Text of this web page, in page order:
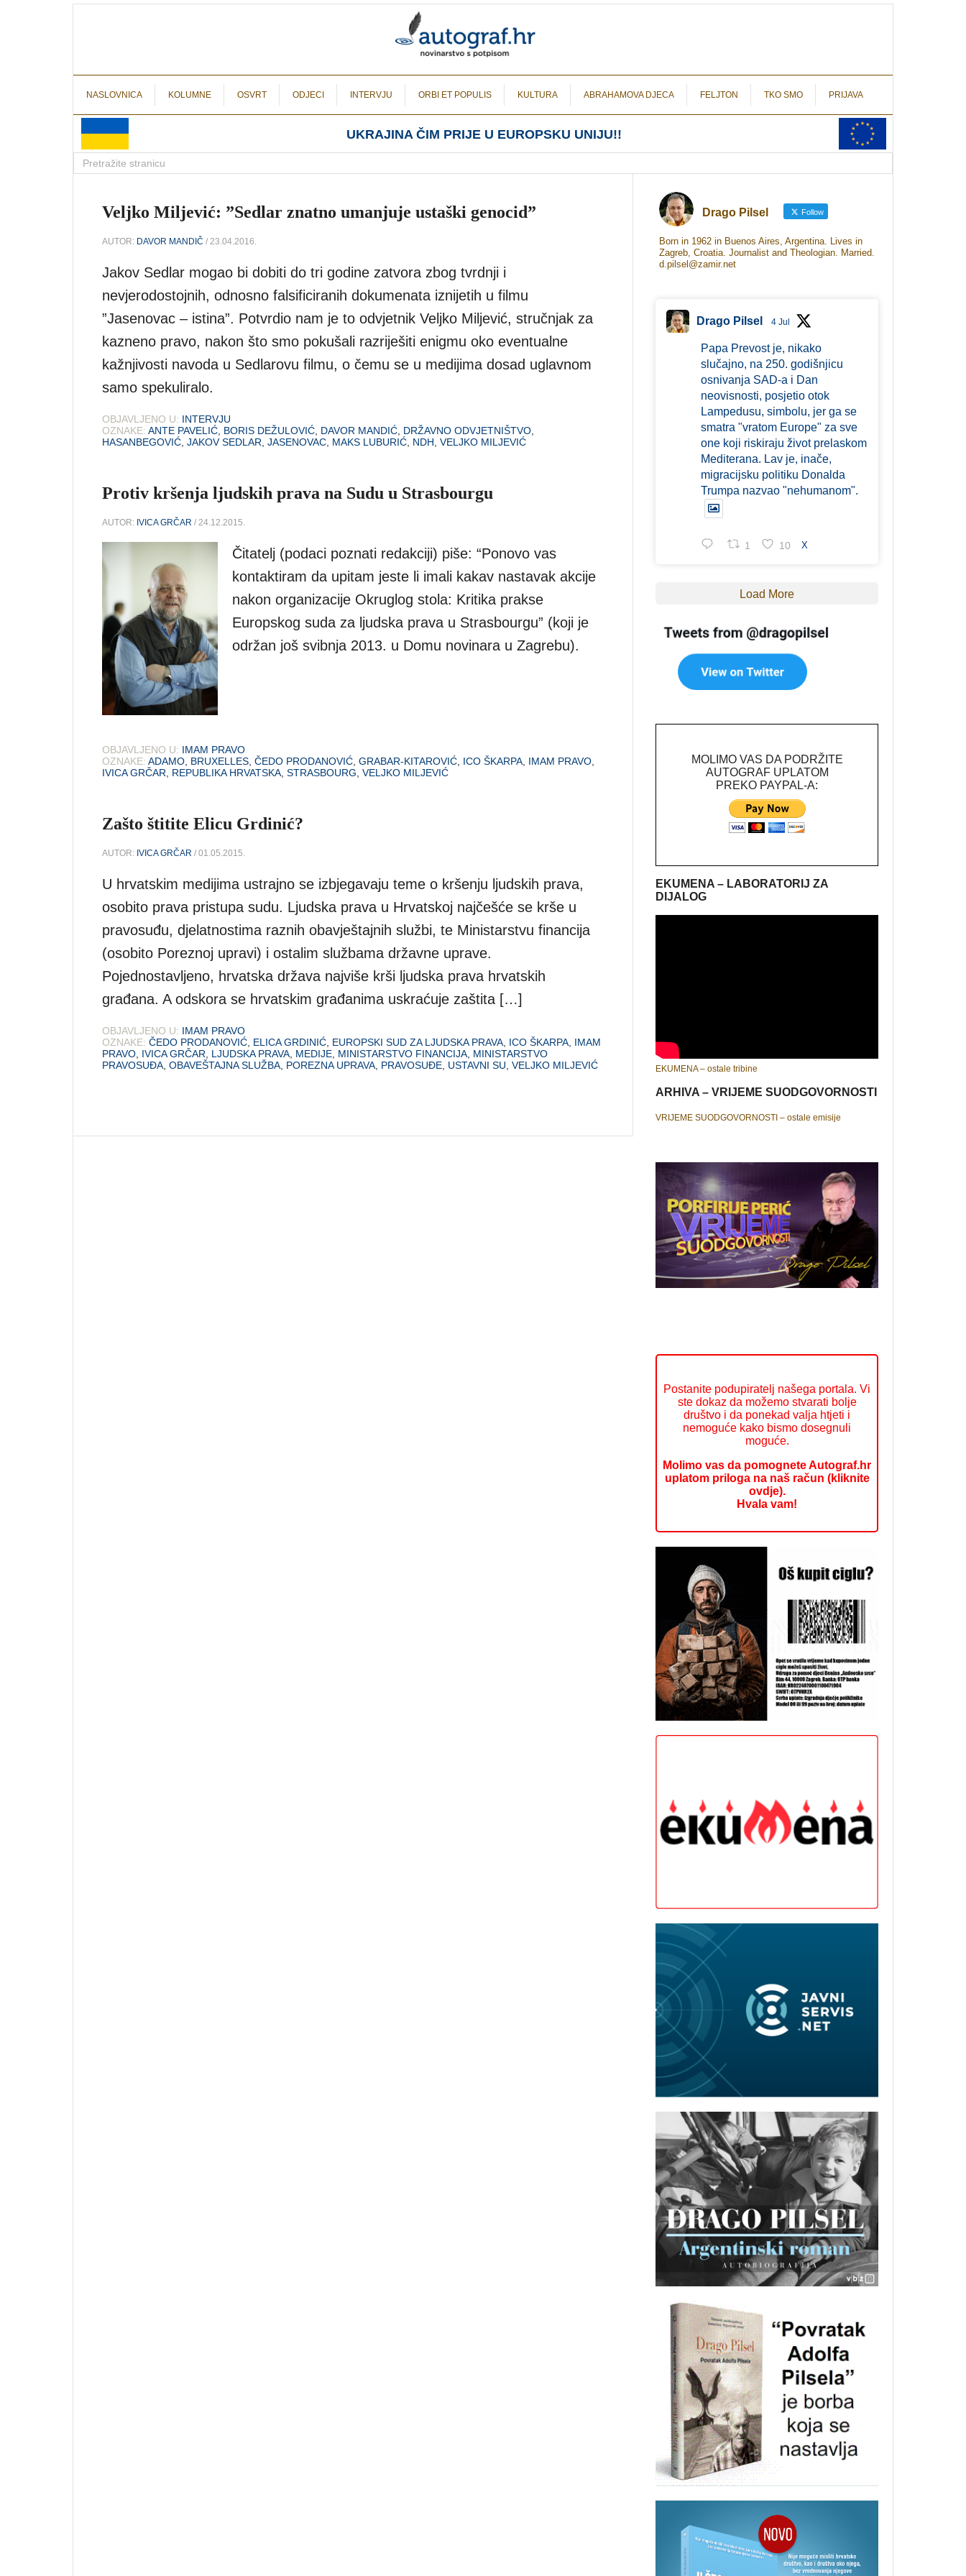
NASLOVNICA KOLUMNE OSVRT ODJECI INTERVJU ORBI ET POPULIS KULTURA ABRAHAMOVA DJECA FELJTON TKO SMO PRIJAVA
UKRAJINA ČIM PRIJE U EUROPSKU UNIJU!!
Veljko Miljević: ”Sedlar znatno umanjuje ustaški genocid”
AUTOR: DAVOR MANDIČ / 23.04.2016.
Jakov Sedlar mogao bi dobiti do tri godine zatvora zbog tvrdnji i
nevjerodostojnih, odnosno falsificiranih dokumenata iznijetih u filmu
”Jasenovac – istina”. Potvrdio nam je to odvjetnik Veljko Miljević, stručnjak za
kazneno pravo, nakon što smo pokušali razriješiti enigmu oko eventualne
kažnjivosti navoda u Sedlarovu filmu, o čemu se u medijima dosad uglavnom
samo spekuliralo.
OBJAVLJENO U: INTERVJU
OZNAKE: ANTE PAVELIĆ BORIS DEŽULOVIĆ DAVOR MANDIĆ DRŽAVNO ODVJETNIŠTVO
HASANBEGOVIĆ JAKOV SEDLAR JASENOVAC MAKS LUBURIĆ NDH VELJKO MILJEVIĆ
Protiv kršenja ljudskih prava na Sudu u Strasbourgu
AUTOR: IVICA GRČAR / 24.12.2015.
Čitatelj (podaci poznati redakciji) piše: “Ponovo vas
kontaktiram da upitam jeste li imali kakav nastavak akcije
nakon organizacije Okruglog stola: Kritika prakse
Europskog suda za ljudska prava u Strasbourgu” (koji je
održan još svibnja 2013. u Domu novinara u Zagrebu).
OBJAVLJENO U: IMAM PRAVO
OZNAKE: ADAMO, BRUXELLES, ČEDO PRODANOVIĆ, GRABAR-KITAROVIĆ, ICO ŠKARPA, IMAM PRAVO,
IVICA GRČAR, REPUBLIKA HRVATSKA, STRASBOURG, VELJKO MILJEVIĆ
Zašto štitite Elicu Grdinić?
AUTOR: IVICA GRČAR / 01.05.2015.
U hrvatskim medijima ustrajno se izbjegavaju teme o kršenju ljudskih prava,
osobito prava pristupa sudu. Ljudska prava u Hrvatskoj najčešće se krše u
pravosuđu, djelatnostima raznih obavještajnih službi, te Ministarstvu financija
(osobito Poreznoj upravi) i ostalim službama državne uprave.
Pojednostavljeno, hrvatska država najviše krši ljudska prava hrvatskih
građana. A odskora se hrvatskim građanima uskraćuje zaštita […]
OBJAVLJENO U: IMAM PRAVO
OZNAKE: ČEDO PRODANOVIĆ, ELICA GRDINIĆ, EUROPSKI SUD ZA LJUDSKA PRAVA, ICO ŠKARPA, IMAM
PRAVO, IVICA GRČAR, LJUDSKA PRAVA, MEDIJE, MINISTARSTVO FINANCIJA, MINISTARSTVO
PRAVOSUĐA, OBAVEŠTAJNA SLUŽBA, POREZNA UPRAVA, PRAVOSUĐE, USTAVNI SU, VELJKO MILJEVIĆ
Drago Pilsel Follow
Born in 1962 in Buenos Aires, Argentina. Lives in
Zagreb, Croatia. Journalist and Theologian. Married.
d.pilsel@zamir.net
Drago Pilsel 4 Jul
Papa Prevost je, nikako
slučajno, na 250. godišnjicu
osnivanja SAD-a i Dan
neovisnosti, posjetio otok
Lampedusu, simbolu, jer ga se
smatra "vratom Europe" za sve
one koji riskiraju život prelaskom
Mediterana. Lav je, inače,
migracijsku politiku Donalda
Trumpa nazvao "nehumanom".
1 10 X
Load More
MOLIMO VAS DA PODRŽITE
AUTOGRAF UPLATOM
PREKO PAYPAL-A:
EKUMENA – LABORATORIJ ZA
DIJALOG
EKUMENA – ostale tribine
ARHIVA – VRIJEME SUODGOVORNOSTI
VRIJEME SUODGOVORNOSTI – ostale emisije
Postanite podupiratelj našega portala. Vi
ste dokaz da možemo stvarati bolje
društvo i da ponekad valja htjeti i
nemoguće kako bismo dosegnuli
moguće.
Molimo vas da pomognete Autograf.hr
uplatom priloga na naš račun (kliknite
ovdje).
Hvala vam!